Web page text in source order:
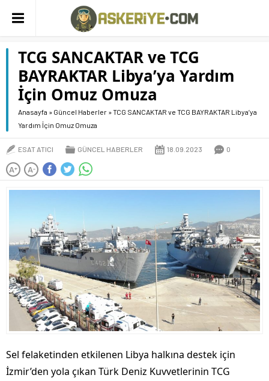
TCG SANCAKTAR ve TCG
BAYRAKTAR Libya’ya Yardım
İçin Omuz Omuza
Anasayfa » Güncel Haberler »TCG SANCAKTAR ve TCG BAYRAKTAR Libya’ya
Yardım İçin Omuz Omuza
ESAT ATICI GÜNCEL HABERLER 18.09.2023 0
A+ A-
Sel felaketinden etkilenen Libya halkına destek için
İzmir’den yola çıkan Türk Deniz Kuvvetlerinin TCG